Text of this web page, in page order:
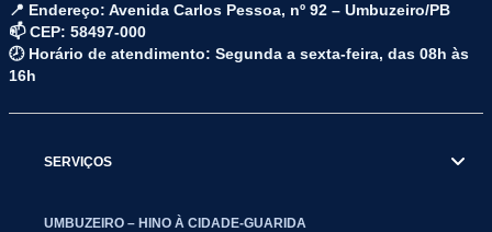
📍 Endereço: Avenida Carlos Pessoa, nº 92 – Umbuzeiro/PB
📫 CEP: 58497-000
🕗 Horário de atendimento: Segunda a sexta-feira, das 08h às
16h
SERVIÇOS
UMBUZEIRO – HINO À CIDADE-GUARIDA